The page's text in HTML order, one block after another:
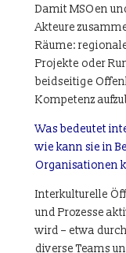
Damit MSOen
Akteure
Räume:
Projekte oder
beidseitige
Kompetenz
Was bedeutet
wie kann sie in
Organisationen
Interkulturelle
und Prozesse
wird – etwa
diverse Teams